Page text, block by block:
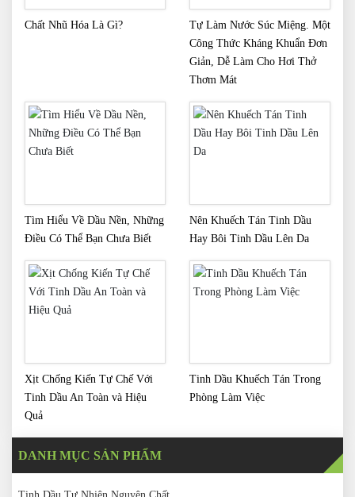
Chất Nhũ Hóa Là Gì?
Tự Làm Nước Súc Miệng. Một
Công Thức Kháng Khuẩn Đơn
Giản, Dễ Làm Cho Hơi Thở
Thơm Mát
Tìm Hiểu Về Dầu Nền, Những
Điều Có Thể Bạn Chưa Biết
Nên Khuếch Tán Tinh Dầu
Hay Bôi Tinh Dầu Lên Da
Xịt Chống Kiến Tự Chế Với
Tinh Dầu An Toàn và Hiệu
Quả
Tinh Dầu Khuếch Tán Trong
Phòng Làm Việc
DANH MỤC SẢN PHẨM